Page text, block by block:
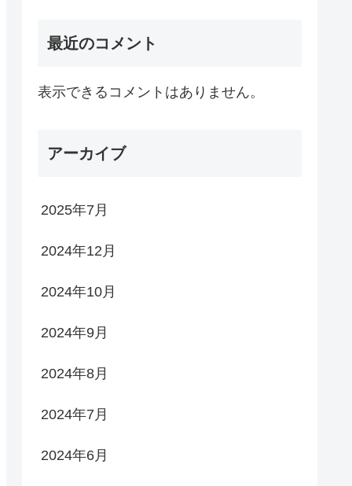
最近のコメント
表示できるコメントはありません。
アーカイブ
2025年7月
2024年12月
2024年10月
2024年9月
2024年8月
2024年7月
2024年6月